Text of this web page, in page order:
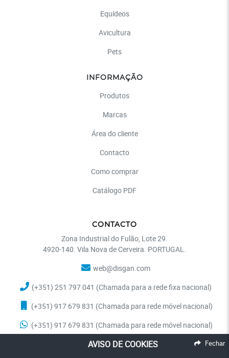
Equídeos
Avicultura
Pets
INFORMAÇÃO
Produtos
Marcas
Área do cliente
Contacto
Como comprar
Catálogo PDF
CONTACTO
Zona Industrial do Fulão, Lote 29.
4920-140. Vila Nova de Cerveira. PORTUGAL.
web@disgan.com
(+351) 251 797 041 (Chamada para a rede fixa nacional)
(+351) 917 679 831 (Chamada para rede móvel nacional)
(+351) 917 679 831 (Chamada para rede móvel nacional)
AVISO DE COOKIES Fechar